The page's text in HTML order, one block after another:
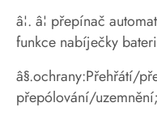
â¦. â¦ přepínač
funkce nabíječky
â§.ochrany:Přehřátí/
přepólování/uzemnění;